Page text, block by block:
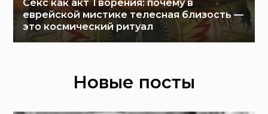
Секс как акт Творения: почему в
еврейской мистике телесная близость —
это космический ритуал
Новые посты